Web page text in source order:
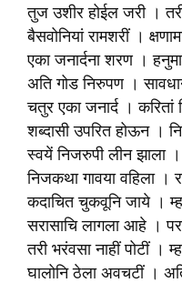
तुज उशीर होईल जरी ।
बैसवोनियां रामशरीं ।
एका जनार्दना शरण ।
अति गोड निरुपण ।
चतुर एका जनार्द ।
शब्दासी उपरित होऊन ।
स्वयें निजरुपी लीन झाला
निजकथा गावया वहिला ।
कदाचित चुकवूनि जाये ।
सरासाचि लागला आहे ।
तरी भरंवसा नाहीं पोटीं ।
घालोनि ठेला अवचटीं ।